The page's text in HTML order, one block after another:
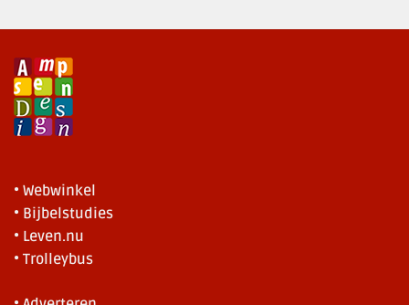
• Webwinkel
• Bijbelstudies
• Leven.nu
• Trolleybus